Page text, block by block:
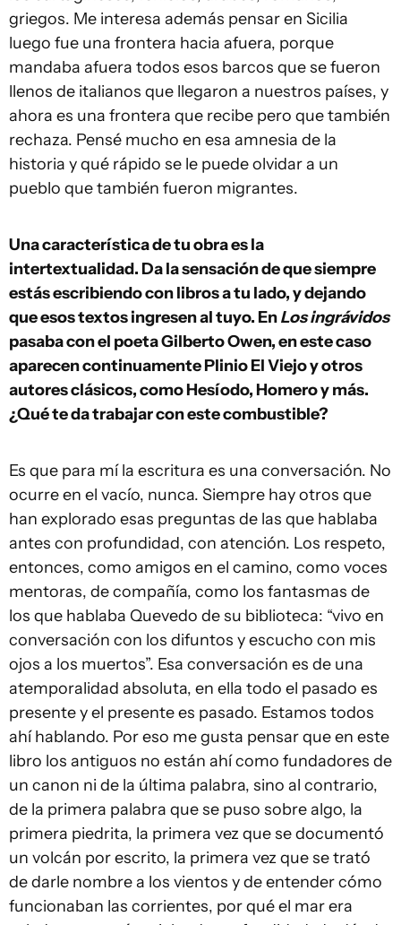
griegos. Me interesa además pensar en Sicilia
luego fue una frontera hacia afuera, porque
mandaba afuera todos esos barcos que se fueron
llenos de italianos que llegaron a nuestros países, y
ahora es una frontera que recibe pero que también
rechaza. Pensé mucho en esa amnesia de la
historia y qué rápido se le puede olvidar a un
pueblo que también fueron migrantes.
Una característica de tu obra es la
intertextualidad. Da la sensación de que siempre
estás escribiendo con libros a tu lado, y dejando
que esos textos ingresen al tuyo. EnLos ingrávidos
pasaba con el poeta Gilberto Owen, en este caso
aparecen continuamente Plinio El Viejo y otros
autores clásicos, como Hesíodo, Homero y más.
¿Qué te da trabajar con este combustible?
Es que para mí la escritura es una conversación. No
ocurre en el vacío, nunca. Siempre hay otros que
han explorado esas preguntas de las que hablaba
antes con profundidad, con atención. Los respeto,
entonces, como amigos en el camino, como voces
mentoras, de compañía, como los fantasmas de
los que hablaba Quevedo de su biblioteca: “vivo en
conversación con los difuntos y escucho con mis
ojos a los muertos”. Esa conversación es de una
atemporalidad absoluta, en ella todo el pasado es
presente y el presente es pasado. Estamos todos
ahí hablando. Por eso me gusta pensar que en este
libro los antiguos no están ahí como fundadores de
un canon ni de la última palabra, sino al contrario,
de la primera palabra que se puso sobre algo, la
primera piedrita, la primera vez que se documentó
un volcán por escrito, la primera vez que se trató
de darle nombre a los vientos y de entender cómo
funcionaban las corrientes, por qué el mar era